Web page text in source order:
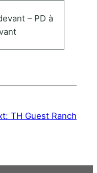
– PD à
TH Guest Ranch